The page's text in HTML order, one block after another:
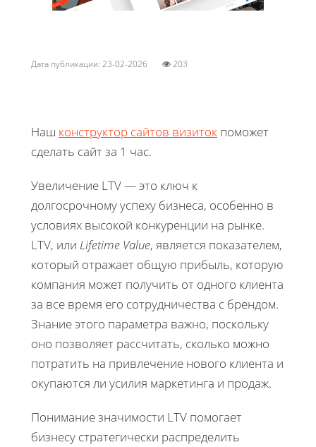
Дата публикации: 23-02-2026 203
Наш конструктор сайтов визиток поможет
сделать сайт за 1 час.
Увеличение LTV — это ключ к
долгосрочному успеху бизнеса, особенно в
условиях высокой конкуренции на рынке.
LTV, или Lifetime Value, является показателем,
который отражает общую прибыль, которую
компания может получить от одного клиента
за все время его сотрудничества с брендом.
Знание этого параметра важно, поскольку
оно позволяет рассчитать, сколько можно
потратить на привлечение нового клиента и
окупаются ли усилия маркетинга и продаж.
Понимание значимости LTV помогает
бизнесу стратегически распределить